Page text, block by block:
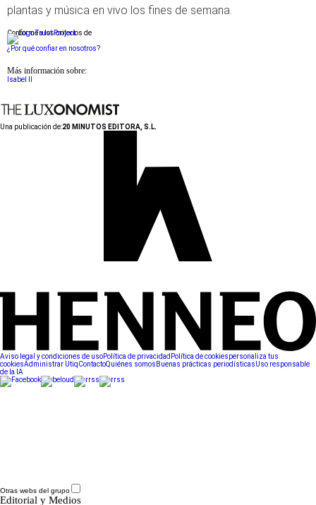
plantas y música en vivo los fines de semana.
Conforme a los criterios de
¿Por qué confiar en nosotros?
Más información sobre:
Isabel II
Una publicación de:20 MINUTOS EDITORA, S.L.
Aviso legal y condiciones de usoPolítica de privacidad Política de cookiespersonaliza tus
cookiesAdministrar UtiqContactoQuiénes somos Buenas prácticas periodísticasUso responsable
de la IA
Otras webs del grupo
Editorial y Medios